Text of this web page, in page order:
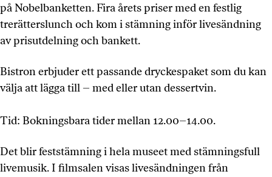
på Nobelbanketten. Fira årets priser med en festlig
trerätterslunch och kom i stämning inför livesändning
av prisutdelning och bankett.
Bistron erbjuder ett passande dryckespaket som du kan
välja att lägga till – med eller utan dessertvin.
Tid: Bokningsbara tider mellan 12.00–14.00.
Det blir feststämning i hela museet med stämningsfull
livemusik. I filmsalen visas livesändningen från